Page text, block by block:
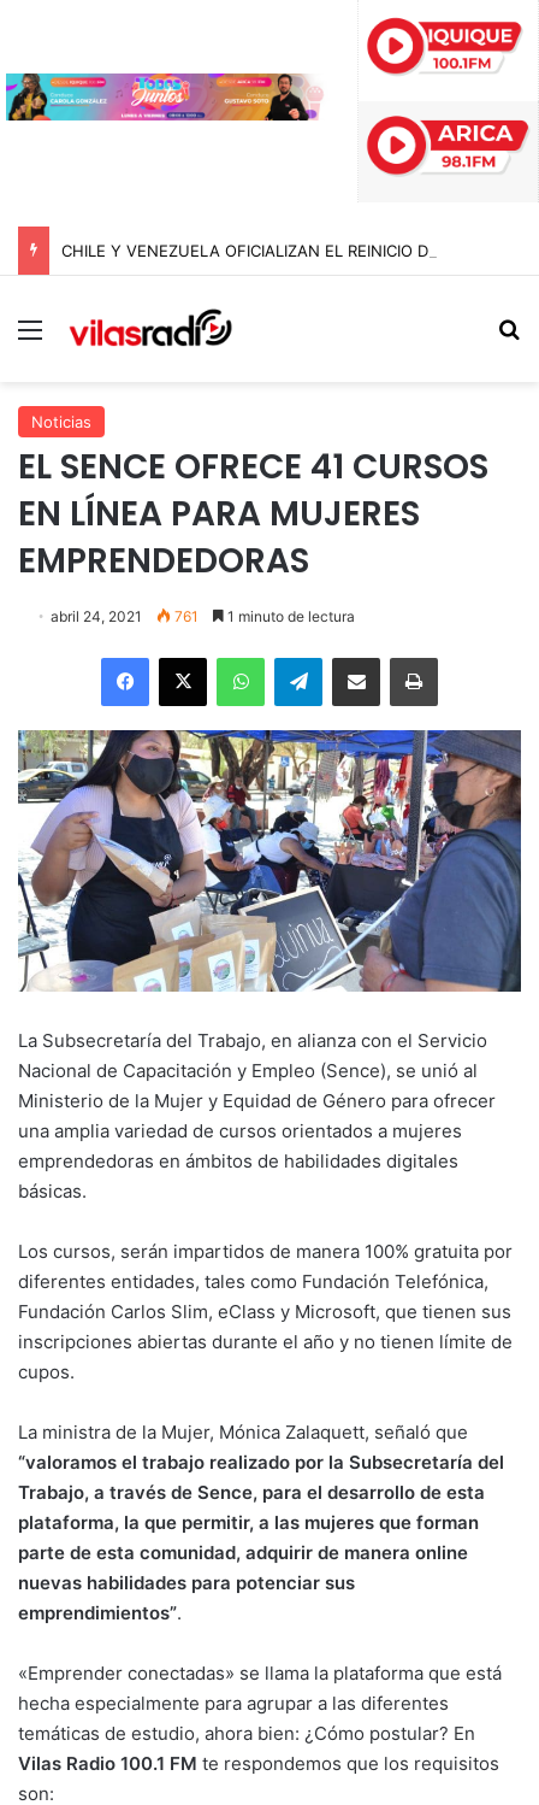
Menú
Noticias
EL SENCE OFRECE 41 CURSOS
EN LÍNEA PARA MUJERES
EMPRENDEDORAS
abril 24, 2021 761 1 minuto de lectura
Facebook
X WhatsAppTelegramEnviar vía email Imprimir
La Subsecretaría del Trabajo, en alianza con el Servicio
Nacional de Capacitación y Empleo (Sence), se unió al
Ministerio de la Mujer y Equidad de Género para ofrecer
una amplia variedad de cursos orientados a mujeres
emprendedoras en ámbitos de habilidades digitales
básicas.
Los cursos, serán impartidos de manera 100% gratuita por
diferentes entidades, tales como Fundación Telefónica,
Fundación Carlos Slim, eClass y Microsoft, que tienen sus
inscripciones abiertas durante el año y no tienen límite de
cupos.
La ministra de la Mujer, Mónica Zalaquett, señaló que
“valoramos el trabajo realizado por la Subsecretaría del
Trabajo, a través de Sence, para el desarrollo de esta
plataforma, la que permitir, a las mujeres que forman
parte de esta comunidad, adquirir de manera online
nuevas habilidades para potenciar sus
emprendimientos”.
«Emprender conectadas» se llama la plataforma que está
hecha especialmente para agrupar a las diferentes
temáticas de estudio, ahora bien: ¿Cómo postular? En
Vilas Radio 100.1 FM te respondemos que los requisitos
son: